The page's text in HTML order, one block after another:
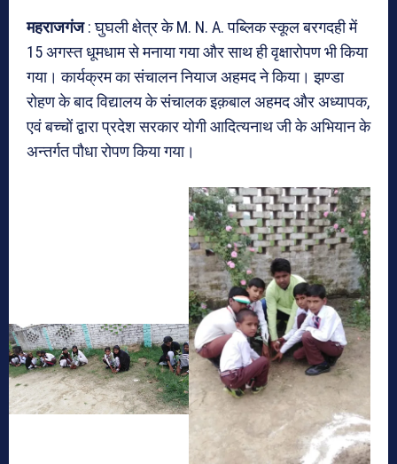
महराजगंज: घुघली क्षेत्र के M. N. A. पब्लिक स्कूल बरगदही में
15 अगस्त धूमधाम से मनाया गया और साथ ही वृक्षारोपण भी किया
गया। कार्यक्रम का संचालन नियाज अहमद ने किया। झण्डा
रोहण के बाद विद्यालय के संचालक इक़बाल अहमद और अध्यापक,
एवं बच्चों द्वारा प्रदेश सरकार योगी आदित्यनाथ जी के अभियान के
अन्तर्गत पौधा रोपण किया गया।